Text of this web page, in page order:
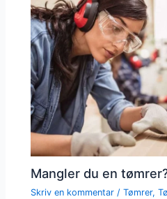
Mangler du en
Skriv en kommentar /Tømrer,